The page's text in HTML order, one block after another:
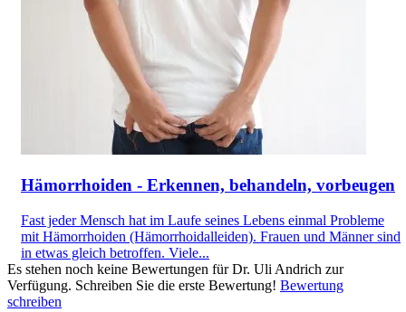
Hämorrhoiden - Erkennen, behandeln, vorbeugen
Fast jeder Mensch hat im Laufe seines Lebens einmal Probleme
mit Hämorrhoiden (Hämorrhoidalleiden). Frauen und Männer sind
in etwas gleich betroffen. Viele...
Es stehen noch keine Bewertungen für Dr. Uli Andrich zur
Verfügung. Schreiben Sie die erste Bewertung! Bewertung
schreiben